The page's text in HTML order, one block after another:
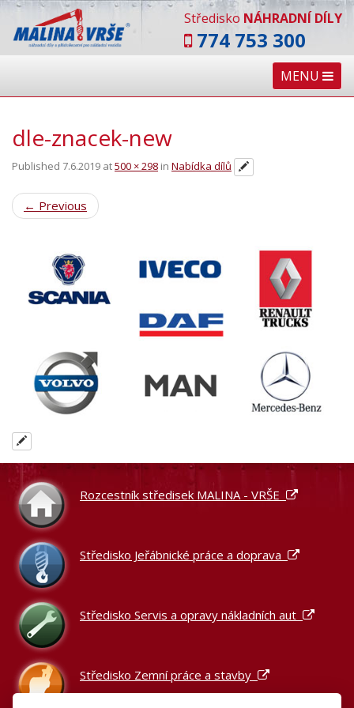
Středisko NÁHRADNÍ DÍLY
774 753 300
MENU
dle-znacek-new
Published 7.6.2019 at500 × 298 in Nabídka dílů
← Previous
Rozcestník středisek MALINA - VRŠE
Středisko Jeřábnické práce a doprava
Středisko Servis a opravy nákladních aut
Středisko Zemní práce a stavby